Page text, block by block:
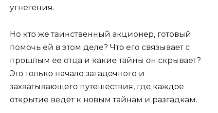
угнетения.
Но кто же таинственный акционер, готовый
помочь ей в этом деле? Что его связывает с
прошлым ее отца и какие тайны он скрывает?
Это только начало загадочного и
захватывающего путешествия, где каждое
открытие ведет к новым тайнам и разгадкам.